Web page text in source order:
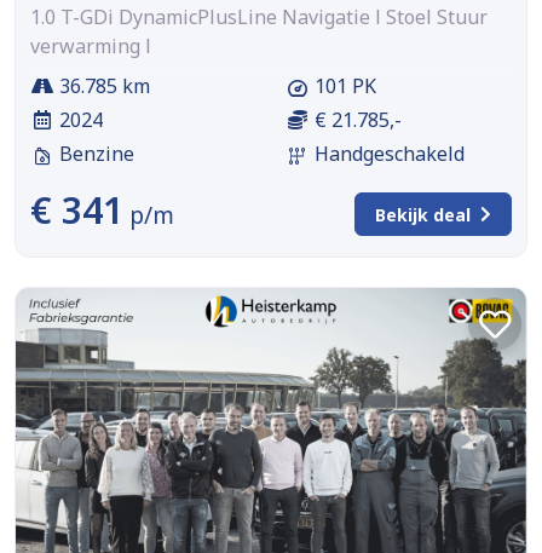
1.0 T-GDi DynamicPlusLine Navigatie l Stoel Stuur
verwarming l
36.785 km
2024
Benzine
101 PK
€ 21.785,-
Handgeschakeld
€ 341 p/m Bekijk deal